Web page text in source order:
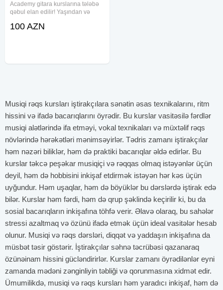
Academy gitara kurslarına tələbə
qəbul elan edilir! Yaşından və
gitara dərslərimizə müraciət edə
100 AZN
Musiqi rəqs kursları iştirakçılara sənətin əsas texnikalarını, ritm
hissini və ifadə bacarıqlarını öyrədir. Bu kurslar vasitəsilə fərdlər
musiqi alətlərində ifa etməyi, vokal texnikaları və müxtəlif rəqs
növlərində hərəkətləri mənimsəyirlər. Tədris zamanı iştirakçılar
həm nəzəri biliklər, həm də praktiki bacarıqlar əldə edirlər. Bu
kurslar təkcə peşəkar musiqiçi və rəqqas olmaq istəyənlər üçün
deyil, həm də hobbisini inkişaf etdirmək istəyən hər kəs üçün
uyğundur. Həm uşaqlar, həm də böyüklər bu dərslərdə iştirak edə
bilər. Kurslar həm fərdi, həm də qrup şəklində keçirilir ki, bu da
sosial bacarıqların inkişafına töhfə verir. Əlavə olaraq, bu sahələr
stressi azaltmaq və özünü ifadə etmək üçün ideal vasitələr hesab
olunur. Musiqi və rəqs dərsləri, diqqət və yaddaşın inkişafına da
müsbət təsir göstərir. İştirakçılar səhnə təcrübəsi qazanaraq
özünəinam hissini gücləndirirlər. Kurslar zamanı öyrədilənlər eyni
zamanda mədəni zənginliyin təbliği və qorunmasına xidmət edir.
Ümumilikdə, musiqi və rəqs kursları həm yaradıcı inkişaf, həm də